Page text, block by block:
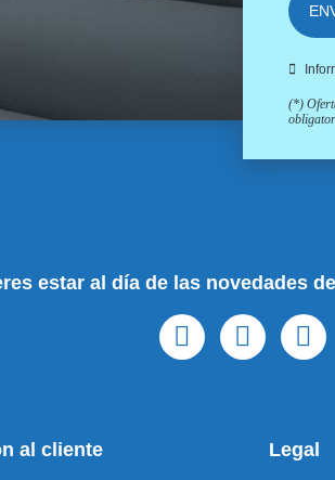
(*)
estar al día de las novedades
al cliente Legal